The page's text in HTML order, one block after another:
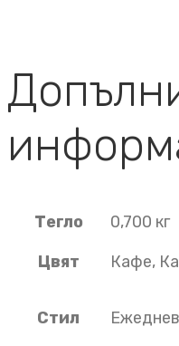
Тегло
0,700 кг
Цвят
Кафе,
Стил